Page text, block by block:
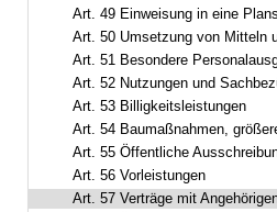
Art. 49 Einweisung in eine
Art. 50 Umsetzung von Mitteln
Art. 51 Besondere
Art. 52 Nutzungen und
Art. 53 Billigkeitsleistungen
Art. 54 Baumaßnahmen, größere
Art. 55 Öffentliche
Art. 56 Vorleistungen
Art. 57 Verträge mit